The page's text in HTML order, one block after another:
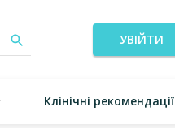
УВІЙТИ
Клінічні рекомендації